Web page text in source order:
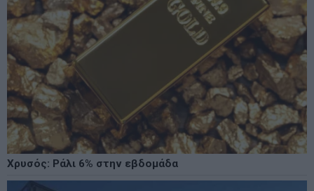
Χρυσός: Ράλι 6% στην εβδομάδα